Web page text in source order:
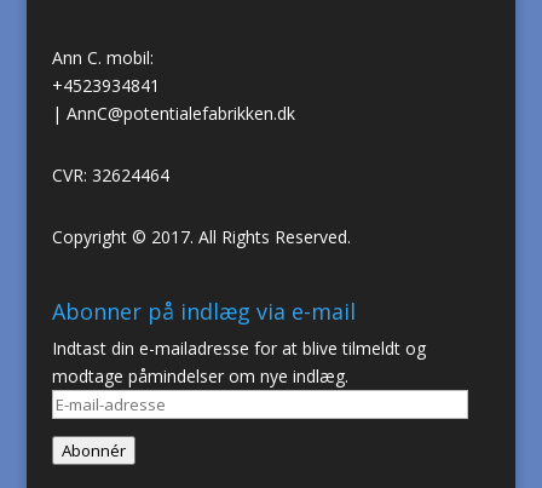
Ann C. mobil:
+4523934841
| AnnC@potentialefabrikken.dk
CVR: 32624464
Copyright © 2017. All Rights Reserved.
Abonner på indlæg via e-mail
Indtast din e-mailadresse for at blive tilmeldt og
modtage påmindelser om nye indlæg.
E-
mail-
adresse
Abonnér